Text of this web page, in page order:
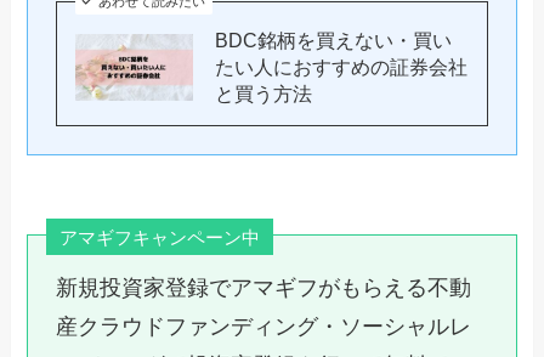
BDC銘柄を買えない・買い
たい人におすすめの証券会社
と買う方法
アマギフキャンペーン中
新規投資家登録でアマギフがもらえる不動
産クラウドファンディング・ソーシャルレ